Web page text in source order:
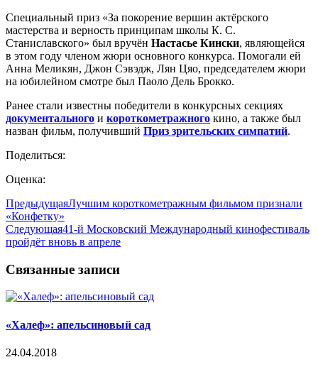
Специальный приз «За покорение вершин актёрского
мастерства и верность принципам школы К. С.
Станиславского» был вручён Настасье Кински, являющейся
в этом году членом жюри основного конкурса. Помогали ей
Анна Меликян, Джон Сэвэдж, Лян Цяо, председателем жюри
на юбилейном смотре был Паоло Дель Брокко.
Ранее стали известны победители в конкурсных секциях
документального и короткометражного кино, а также был
назван фильм, получивший Приз зрительских симпатий.
Поделиться:
Оценка:
ПредыдущаяЛучшим короткометражным фильмом признали
«Конфетку»
Следующая41-й Московский Международный кинофестиваль
пройдёт вновь в апреле
Связанные записи
«Халеф»: апельсиновый сад
24.04.2018